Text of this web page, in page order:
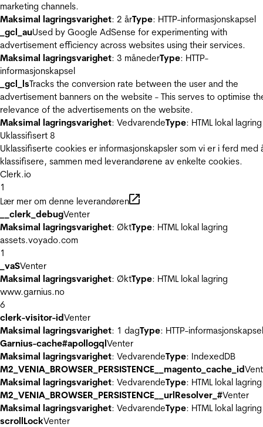
marketing channels.
Maksimal lagringsvarighet: 2 årType: HTTP-informasjonskapsel
_gcl_auUsed by Google AdSense for experimenting with
advertisement efficiency across websites using their services.
Maksimal lagringsvarighet: 3 månederType: HTTP-
informasjonskapsel
_gcl_lsTracks the conversion rate between the user and the
advertisement banners on the website - This serves to optimise
relevance of the advertisements on the website.
Maksimal lagringsvarighet: VedvarendeType: HTML lokal lagring
Uklassifisert 8
Uklassifiserte cookies er informasjonskapsler som vi er i ferd med
klassifisere, sammen med leverandørene av enkelte cookies.
Clerk.io
1
Lær mer om denne leverandøren
__clerk_debugVenter
Maksimal lagringsvarighet: ØktType: HTML lokal lagring
assets.voyado.com
1
_vaSVenter
Maksimal lagringsvarighet: ØktType: HTML lokal lagring
www.garnius.no
6
clerk-visitor-idVenter
Maksimal lagringsvarighet: 1 dagType: HTTP-informasjonskapsel
Garnius-cache#apollogqlVenter
Maksimal lagringsvarighet: VedvarendeType: IndexedDB
M2_VENIA_BROWSER_PERSISTENCE__magento_cache_id
Maksimal lagringsvarighet: VedvarendeType: HTML lokal lagring
M2_VENIA_BROWSER_PERSISTENCE__urlResolver_#Venter
Maksimal lagringsvarighet: VedvarendeType: HTML lokal lagring
scrollLockVenter